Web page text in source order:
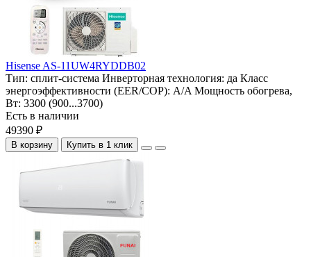
Hisense AS-11UW4RYDDB02
Тип: сплит-система Инверторная технология: да Класс
энергоэффективности (EER/COP): A/A Мощность обогрева,
Вт: 3300 (900...3700)
Есть в наличии
49390 ₽
В корзину Купить в 1 клик